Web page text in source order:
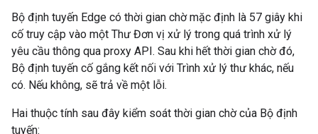
Bộ định tuyến Edge có thời gian chờ mặc định là 57 giây khi
cố truy cập vào một Thư Đơn vị xử lý trong quá trình xử lý
yêu cầu thông qua proxy API. Sau khi hết thời gian chờ đó,
Bộ định tuyến cố gắng kết nối với Trình xử lý thư khác, nếu
có. Nếu không, sẽ trả về một lỗi.
Hai thuộc tính sau đây kiểm soát thời gian chờ của Bộ định
tuyến: